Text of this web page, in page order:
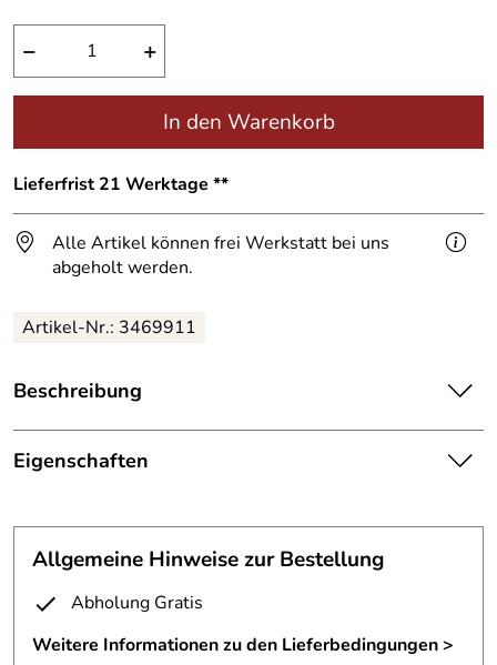
− +
In den Warenkorb
Lieferfrist 21 Werktage **
Alle Artikel können frei Werkstatt bei uns
abgeholt werden.
Artikel-Nr.: 3469911
Beschreibung
Vorhangstange in Einzelfertigung
gefertigt aus D=33,7mm V2A; 1.4301 Edelstahlrohr,
einer kleinen Flanschplatte und Drahtlitze,
Eigenschaften
Material:
Edelstahl 33,7 mm
Oberfläche:
geschliffen, Korn 240
Durchmesser:
120 cm
Allgemeine Hinweise zur Bestellung
Abholung Gratis
Weitere Informationen zu den Lieferbedingungen >